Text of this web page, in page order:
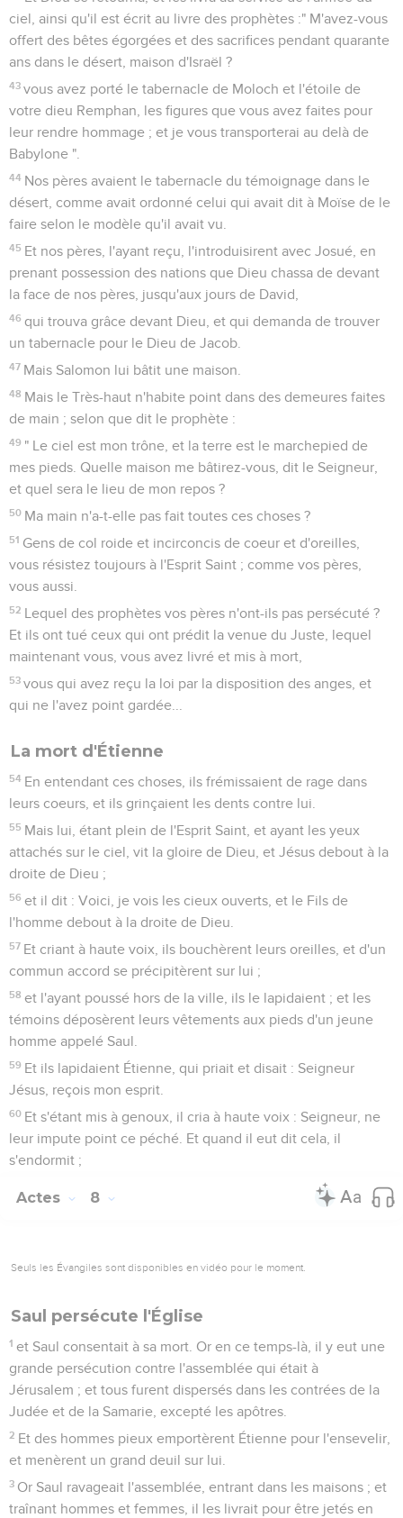
ciel, ainsi qu'il est écrit au livre des prophètes :" M'avez-vous
offert des bêtes égorgées et des sacrifices pendant quarante
ans dans le désert, maison d'Israël ?
43 vous avez porté le tabernacle de Moloch et l'étoile de
votre dieu Remphan, les figures que vous avez faites pour
leur rendre hommage ; et je vous transporterai au delà de
Babylone ".
44 Nos pères avaient le tabernacle du témoignage dans le
désert, comme avait ordonné celui qui avait dit à Moïse de le
faire selon le modèle qu'il avait vu.
45 Et nos pères, l'ayant reçu, l'introduisirent avec Josué, en
prenant possession des nations que Dieu chassa de devant
la face de nos pères, jusqu'aux jours de David,
46 qui trouva grâce devant Dieu, et qui demanda de trouver
un tabernacle pour le Dieu de Jacob.
47 Mais Salomon lui bâtit une maison.
48 Mais le Très-haut n'habite point dans des demeures faites
de main ; selon que dit le prophète :
49 " Le ciel est mon trône, et la terre est le marchepied de
mes pieds. Quelle maison me bâtirez-vous, dit le Seigneur,
et quel sera le lieu de mon repos ?
50 Ma main n'a-t-elle pas fait toutes ces choses ?
51 Gens de col roide et incirconcis de coeur et d'oreilles,
vous résistez toujours à l'Esprit Saint ; comme vos pères,
vous aussi.
52 Lequel des prophètes vos pères n'ont-ils pas persécuté ?
Et ils ont tué ceux qui ont prédit la venue du Juste, lequel
maintenant vous, vous avez livré et mis à mort,
53 vous qui avez reçu la loi par la disposition des anges, et
qui ne l'avez point gardée...
La mort d'Étienne
54 En entendant ces choses, ils frémissaient de rage dans
leurs coeurs, et ils grinçaient les dents contre lui.
55 Mais lui, étant plein de l'Esprit Saint, et ayant les yeux
attachés sur le ciel, vit la gloire de Dieu, et Jésus debout à la
droite de Dieu ;
56 et il dit : Voici, je vois les cieux ouverts, et le Fils de
l'homme debout à la droite de Dieu.
57 Et criant à haute voix, ils bouchèrent leurs oreilles, et d'un
commun accord se précipitèrent sur lui ;
58 et l'ayant poussé hors de la ville, ils le lapidaient ; et les
témoins déposèrent leurs vêtements aux pieds d'un jeune
homme appelé Saul.
59 Et ils lapidaient Étienne, qui priait et disait : Seigneur
Jésus, reçois mon esprit.
60 Et s'étant mis à genoux, il cria à haute voix : Seigneur, ne
leur impute point ce péché. Et quand il eut dit cela, il
s'endormit ;
Actes 8
Seuls les Évangiles sont disponibles en vidéo pour le moment.
Saul persécute l'Église
1 et Saul consentait à sa mort. Or en ce temps-là, il y eut une
grande persécution contre l'assemblée qui était à
Jérusalem ; et tous furent dispersés dans les contrées de la
Judée et de la Samarie, excepté les apôtres.
2 Et des hommes pieux emportèrent Étienne pour l'ensevelir,
et menèrent un grand deuil sur lui.
3 Or Saul ravageait l'assemblée, entrant dans les maisons ; et
traînant hommes et femmes, il les livrait pour être jetés en